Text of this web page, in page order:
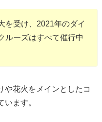
を受け、2021年のダイ
ルーズはすべて催行中
や花火をメインとしたコ
ます。